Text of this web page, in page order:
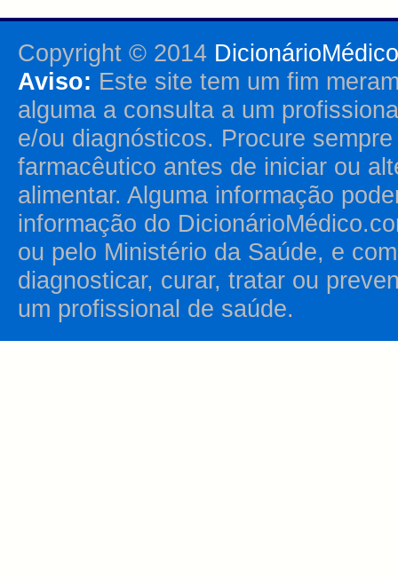
Copyright © 2014
Aviso: Este site tem um fim
alguma a consulta a um
e/ou diagnósticos. Procure
farmacêutico antes de iniciar ou
alimentar. Alguma informação
informação do
ou pelo Ministério da Saúde, e
diagnosticar, curar, tratar ou
um profissional de saúde.